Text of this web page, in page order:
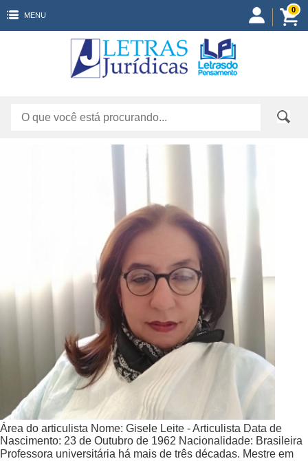
MENU
0
Área do articulista Nome: Gisele Leite - Articulista Data de
Nascimento: 23 de Outubro de 1962 Nacionalidade: Brasileira
Professora universitária há mais de três décadas. Mestre em